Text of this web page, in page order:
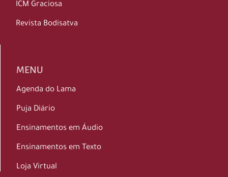
ICM Graciosa
Revista Bodisatva
MENU
Agenda do Lama
Puja Diário
Ensinamentos em Áudio
Ensinamentos em Texto
Loja Virtual